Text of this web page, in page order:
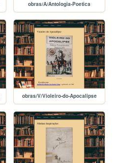
obras/A/Antologia-Poetica
obras/V/Violeiro-do-Apocalipse